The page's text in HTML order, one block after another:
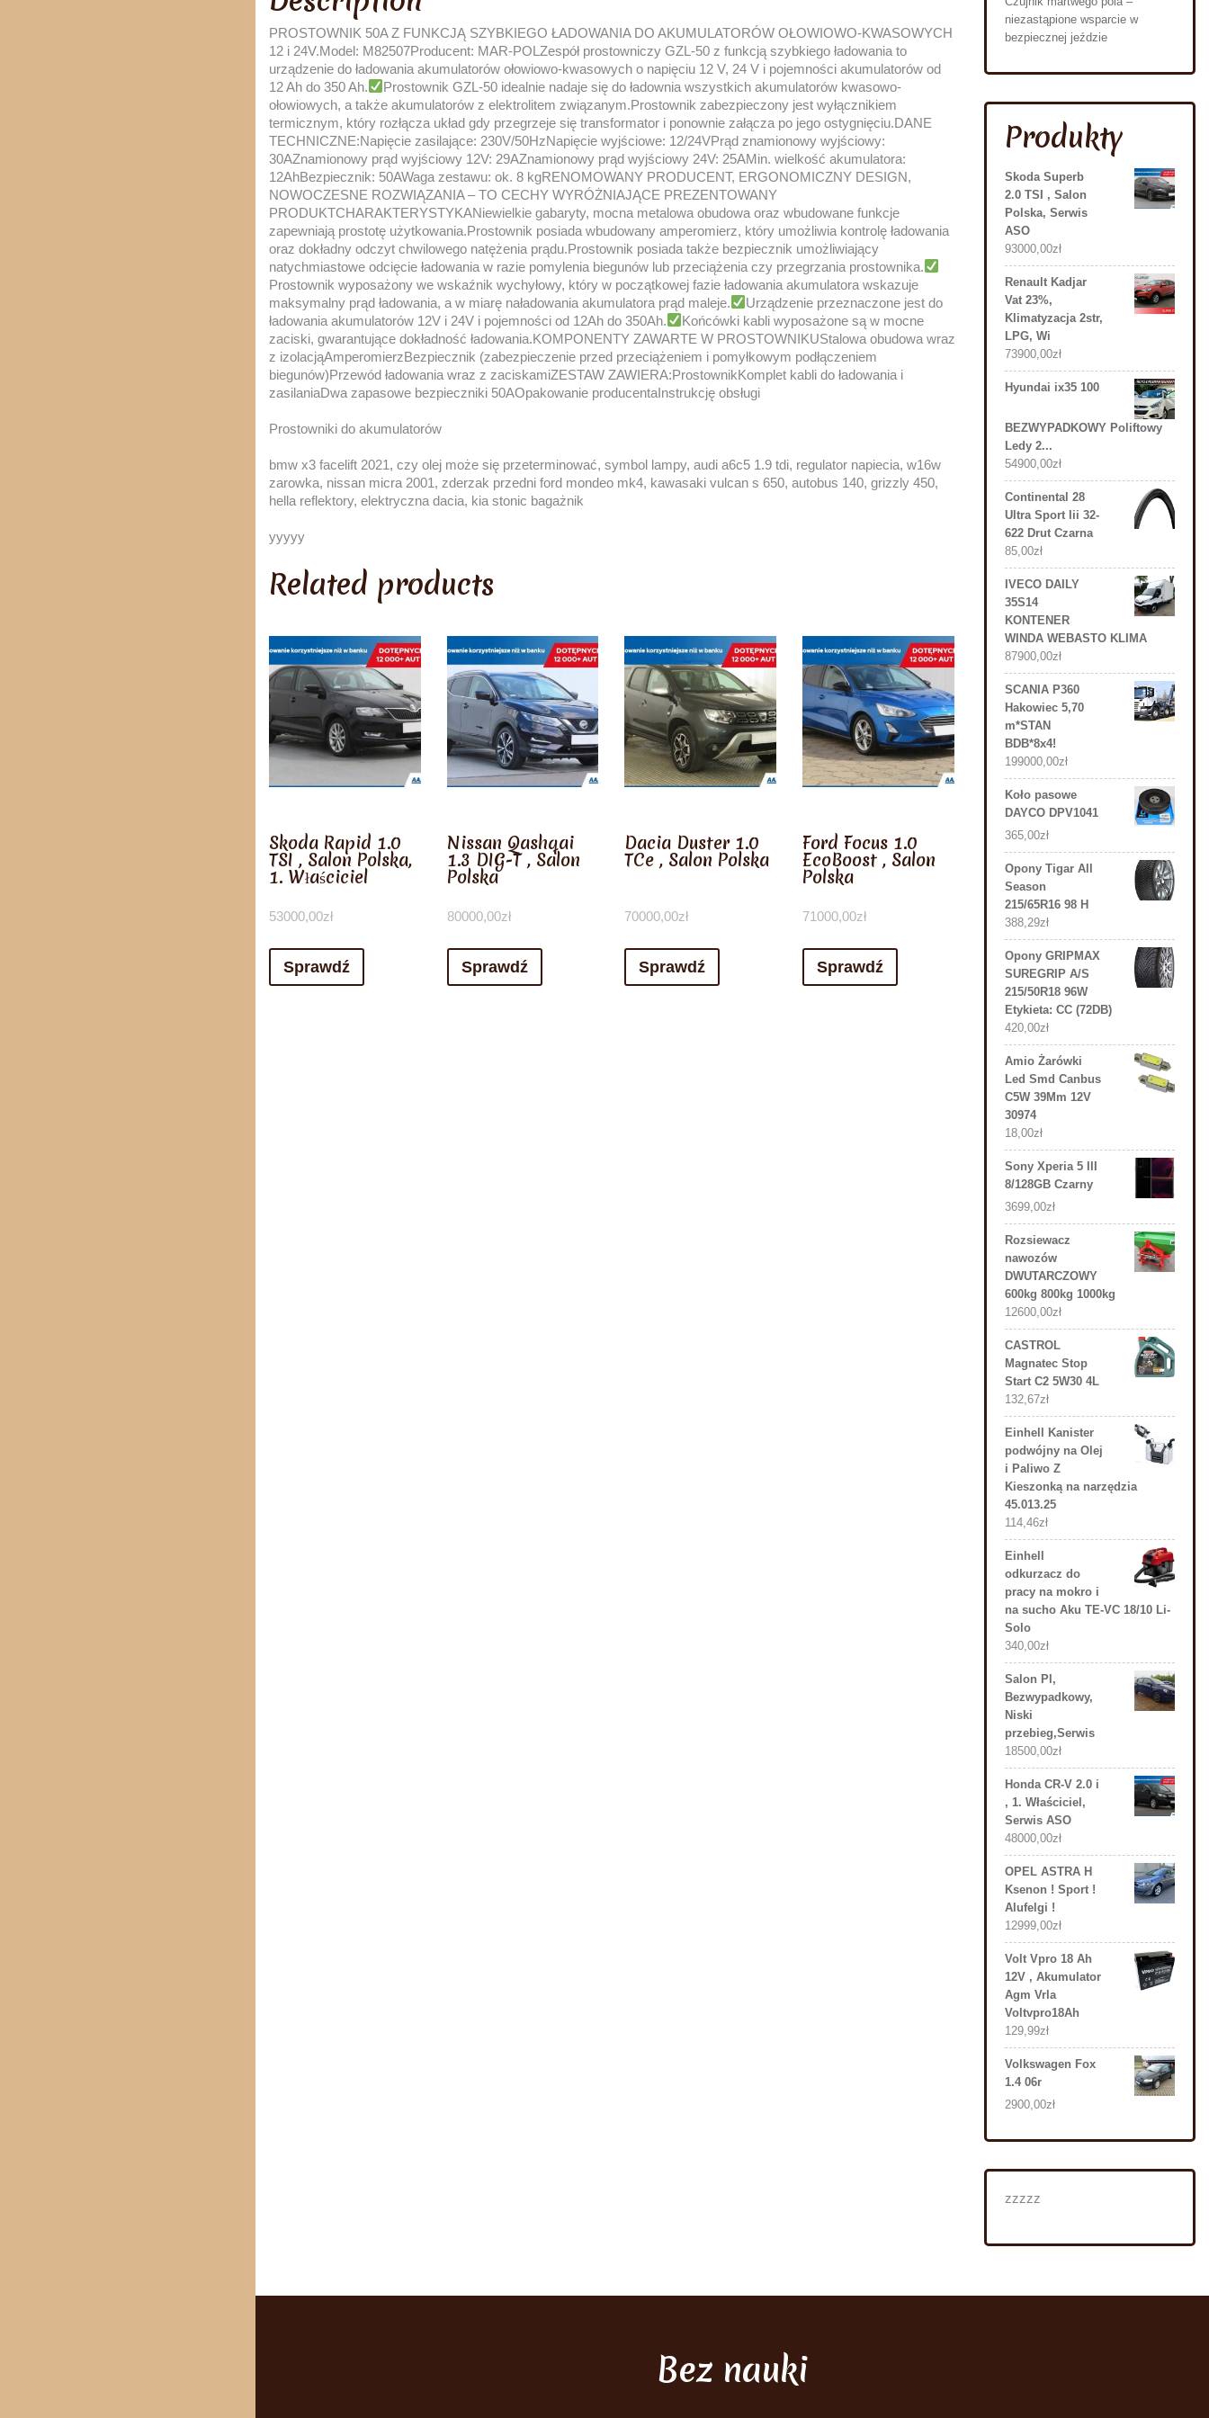
PROSTOWNIK 50A Z FUNKCJĄ SZYBKIEGO ŁADOWANIA DO AKUMULATORÓW OŁOWIOWO-KWASOWYCH
12 i 24V.Model: M82507Producent: MAR-POLZespół prostowniczy GZL-50 z funkcją szybkiego ładowania to
urządzenie do ładowania akumulatorów ołowiowo-kwasowych o napięciu 12 V, 24 V i pojemności akumulatorów od
12 Ah do 350 Ah.
Prostownik GZL-50 idealnie nadaje się do ładownia wszystkich akumulatorów kwasowo-
ołowiowych, a także akumulatorów z elektrolitem związanym.Prostownik zabezpieczony jest wyłącznikiem
termicznym, który rozłącza układ gdy przegrzeje się transformator i ponownie załącza po jego ostygnięciu.DANE
TECHNICZNE:Napięcie zasilające: 230V/50HzNapięcie wyjściowe: 12/24VPrąd znamionowy wyjściowy:
30AZnamionowy prąd wyjściowy 12V: 29AZnamionowy prąd wyjściowy 24V: 25AMin. wielkość akumulatora:
12AhBezpiecznik: 50AWaga zestawu: ok. 8 kgRENOMOWANY PRODUCENT, ERGONOMICZNY DESIGN,
NOWOCZESNE ROZWIĄZANIA – TO CECHY WYRÓŻNIAJĄCE PREZENTOWANY
PRODUKTCHARAKTERYSTYKANiewielkie gabaryty, mocna metalowa obudowa oraz wbudowane funkcje
zapewniają prostotę użytkowania.Prostownik posiada wbudowany amperomierz, który umożliwia kontrolę ładowania
oraz dokładny odczyt chwilowego natężenia prądu.Prostownik posiada także bezpiecznik umożliwiający
natychmiastowe odcięcie ładowania w razie pomylenia biegunów lub przeciążenia czy przegrzania prostownika.
Prostownik wyposażony we wskaźnik wychyłowy, który w początkowej fazie ładowania akumulatora wskazuje
maksymalny prąd ładowania, a w miarę naładowania akumulatora prąd maleje.
Urządzenie przeznaczone jest do
ładowania akumulatorów 12V i 24V i pojemności od 12Ah do 350Ah.
Końcówki kabli wyposażone są w mocne
zaciski, gwarantujące dokładność ładowania.KOMPONENTY ZAWARTE W PROSTOWNIKUStalowa obudowa wraz
z izolacjąAmperomierzBezpiecznik (zabezpieczenie przed przeciążeniem i pomyłkowym podłączeniem
biegunów)Przewód ładowania wraz z zaciskamiZESTAW ZAWIERA:ProstownikKomplet kabli do ładowania i
zasilaniaDwa zapasowe bezpieczniki 50AOpakowanie producentaInstrukcję obsługi
Prostowniki do akumulatorów
bmw x3 facelift 2021, czy olej może się przeterminować, symbol lampy, audi a6c5 1.9 tdi, regulator napiecia, w16w
zarowka, nissan micra 2001, zderzak przedni ford mondeo mk4, kawasaki vulcan s 650, autobus 140, grizzly 450,
hella reflektory, elektryczna dacia, kia stonic bagażnik
yyyyy
Related products
Skoda Rapid 1.0
TSI , Salon Polska,
1. Właściciel
53000,00zł
Sprawdź
Nissan Qashqai
1.3 DIG-T , Salon
Polska
80000,00zł
Sprawdź
Dacia Duster 1.0
TCe , Salon Polska
70000,00zł
Sprawdź
Ford Focus 1.0
EcoBoost , Salon
Polska
71000,00zł
Sprawdź
niezastąpione wsparcie w
bezpiecznej jeździe
Produkty
Skoda Superb
2.0 TSI , Salon
Polska, Serwis
ASO
93000,00zł
Renault Kadjar
Vat 23%,
Klimatyzacja 2str,
LPG, Wi
73900,00zł
Hyundai ix35 100
BEZWYPADKOWY Poliftowy
Ledy 2...
54900,00zł
Continental 28
Ultra Sport Iii 32-
622 Drut Czarna
85,00zł
IVECO DAILY
35S14
KONTENER
WINDA WEBASTO KLIMA
87900,00zł
SCANIA P360
Hakowiec 5,70
m*STAN
BDB*8x4!
199000,00zł
Koło pasowe
DAYCO DPV1041
365,00zł
Opony Tigar All
Season
215/65R16 98 H
388,29zł
Opony GRIPMAX
SUREGRIP A/S
215/50R18 96W
Etykieta: CC (72DB)
420,00zł
Amio Żarówki
Led Smd Canbus
C5W 39Mm 12V
30974
18,00zł
Sony Xperia 5 III
8/128GB Czarny
3699,00zł
Rozsiewacz
nawozów
DWUTARCZOWY
600kg 800kg 1000kg
12600,00zł
CASTROL
Magnatec Stop
Start C2 5W30 4L
132,67zł
Einhell Kanister
podwójny na Olej
i Paliwo Z
Kieszonką na narzędzia
45.013.25
114,46zł
Einhell
odkurzacz do
pracy na mokro i
na sucho Aku TE-VC 18/10 Li-
Solo
340,00zł
Salon Pl,
Bezwypadkowy,
Niski
przebieg,Serwis
18500,00zł
Honda CR-V 2.0 i
, 1. Właściciel,
Serwis ASO
48000,00zł
OPEL ASTRA H
Ksenon ! Sport !
Alufelgi !
12999,00zł
Volt Vpro 18 Ah
12V , Akumulator
Agm Vrla
Voltvpro18Ah
129,99zł
Volkswagen Fox
1.4 06r
2900,00zł
zzzzz
Bez nauki